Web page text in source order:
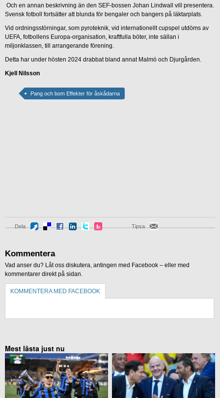
Och en annan beskrivning än den SEF-bossen Johan Lindwall vill presentera.
Svensk fotboll fortsätter att blunda för bengaler och bangers på läktarplats.
Vid ordningsstörningar, som pyroteknik, vid internationellt cupspel utdöms av
UEFA, fotbollens Europa-organisation, kraftfulla böter, inte sällan i
miljonklassen, till arrangerande förening.
Detta har under hösten 2024 drabbat bland annat Malmö och Djurgården.
Kjell Nilsson
Pang och bom Effekter för åskådarna
Dela Tipsa
Kommentera
Vad anser du? Låt oss diskutera, antingen med Facebook – eller med
kommentarer direkt på sidan.
KOMMENTERA MED FACEBOOK
Mest lästa just nu